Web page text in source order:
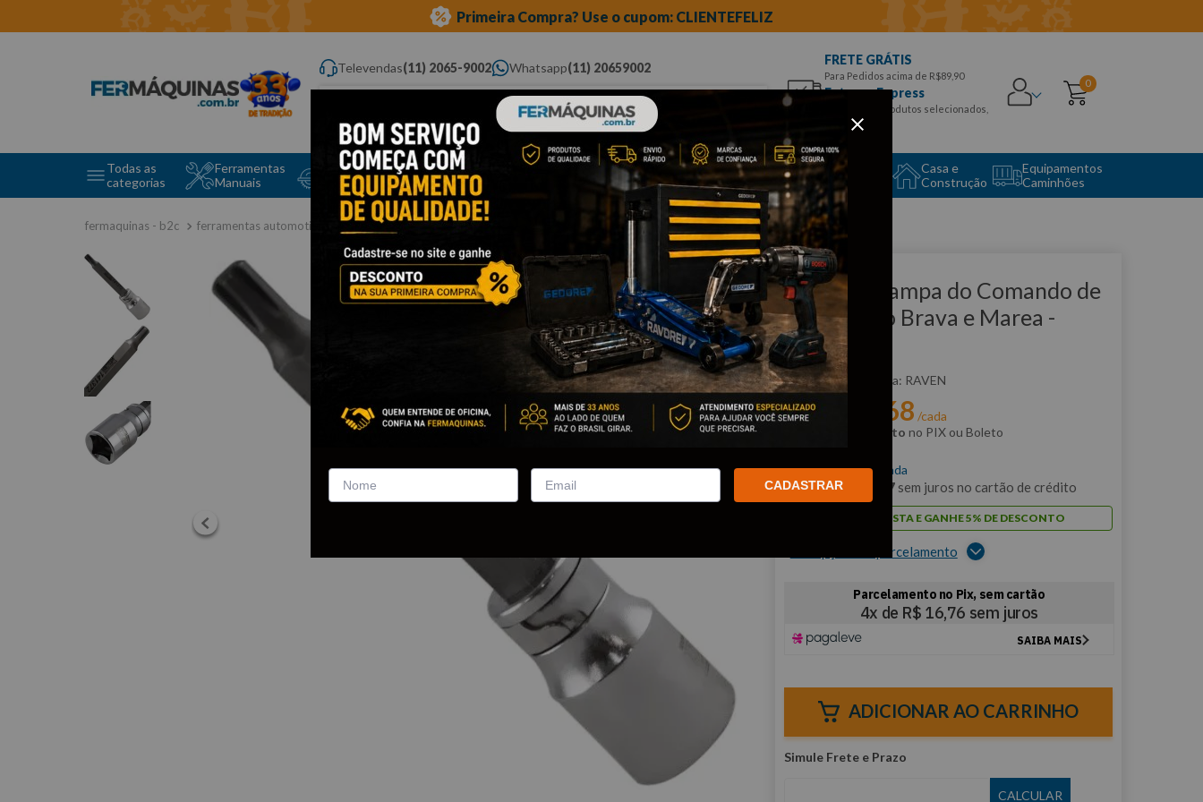
Primeira Compra? Use o cupom: CLIENTEFELIZ
Televendas(11) 2065-9002 Whatsapp(11) 20659002
Digite aqui o que você procura...
FRETE GRÁTIS
Para Pedidos acima de R$89,90
Entrega Express
para CEPS e produtos selecionados,
Aproveite!
0
Todas as
categorias
Ferramentas
Manuais
Ferramentas Elétricas
e Máquinas
Ferramentas
Ferramentas
Automotivas Especiais
Equipamento
Auto Center
Casa e
Construção
Equipamentos
Caminhões
ferramentas automotivas especiais linha fiat motor e câmbio
Clique e veja!
Chave p/ Tampa do Comando de
Válvulas do Brava e Marea -
RAVEN
:R141372 RAVEN
Por:R$ 68 /cada
5% de desconto no PIX ou Boleto
R$67,03 /cada
Em6x deR$ 17sem juros no cartão de crédito
PAGUE À VISTA E GANHE 5% DE DESCONTO
Ver opções de parcelamento
ADICIONAR AO CARRINHO
CADASTRAR